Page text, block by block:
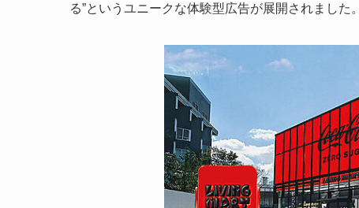
る”というユニークな体験型広告が展開されました。